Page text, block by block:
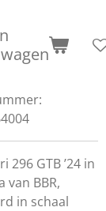
296 GTB’24 in
van BBR,
in schaal